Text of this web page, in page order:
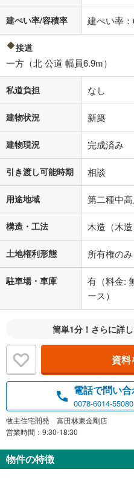
不動産会社に購
建ぺい率/容積率 建ぺい率
接道
一方（北 公道 幅員6.9m）
私道負担 なし
建物状況 新築
建物現況 完成済み
引き渡し可能時期 相談
用途地域 第二種中
構造・工法 木造（木造
土地権利形態 所有権のみ
駐車場・車庫
有（料金:
ース）
簡単1分！さらに詳
資料
電話で問い
0078-6014-55080
牧主住宅開発 富田林東金剛店
営業時間：9:30-18:30
物件の特徴